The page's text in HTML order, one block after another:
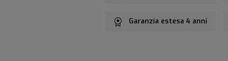
Garanzia estesa 4 anni